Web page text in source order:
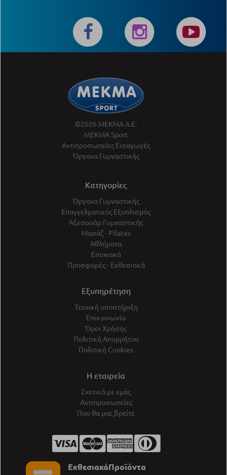
©2026 ΜΕΚΜΑ Α.Ε.
ΜΕΚΜΑ Sport
Αντιπροσωπείες Εισαγωγές
Όργανα Γυμναστικής
Κατηγορίες
Όργανα Γυμναστικής
Επαγγελματικός Εξοπλισμός
Αξεσουάρ Γυμναστικής
Μασάζ - Pilates
Αθλήματα
Εποχιακά
Προσφορές - Εκθεσιακά
Εξυπηρέτηση
Τεχνική υποστήριξη
Επικοινωνία
Όροι Χρήσης
Πολιτική Απορρήτου
Πολιτική Cookies
Η εταιρεία
Σχετικά με εμάς
Αντιπροσωπείες
Που θα μας βρείτε
ΕκθεσιακάΠροϊόντα